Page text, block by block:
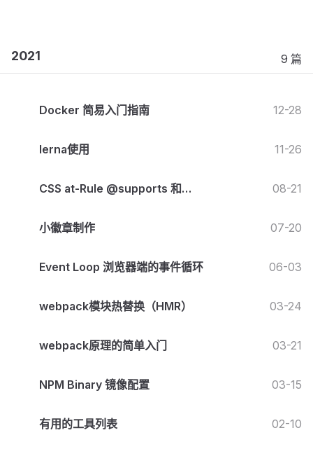
2021 9 篇
Docker 简易入门指南 12-28
lerna使用 11-26
CSS at-Rule @supports 和
08-21
小徽章制作 07-20
Event Loop 浏览器端的事件循环 06-03
webpack模块热替换（HMR） 03-24
webpack原理的简单入门 03-21
NPM Binary 镜像配置 03-15
有用的工具列表 02-10